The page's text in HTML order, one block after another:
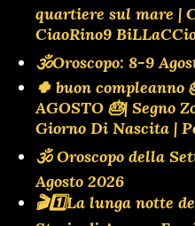
quartiere sul mare |
CiaoRino9
🕉Oroscopo: 8-9
🍀 buon
AGOSTO 🎂| Segno
Giorno Di Nascita |
🕉 Oroscopo della
Agosto 2026
🎬1️⃣La lunga notte